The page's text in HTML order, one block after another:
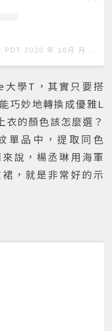
PDT 2020 年 10月 月 29 日 上午 1:15
學T，其實只要搭
巧妙地轉換成優雅L
的顏色該怎麼選？
單品中，提取同色
說，楊丞琳用海軍
，就是非常好的示